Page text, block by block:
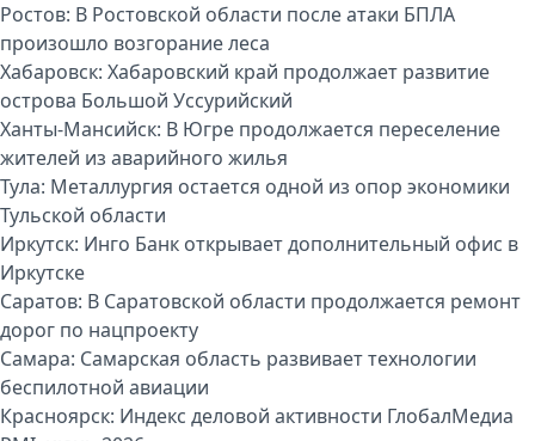
Ростов: В Ростовской области после атаки БПЛА
произошло возгорание леса
Хабаровск: Хабаровский край продолжает развитие
острова Большой Уссурийский
Ханты-Мансийск: В Югре продолжается переселение
жителей из аварийного жилья
Тула: Металлургия остается одной из опор экономики
Тульской области
Иркутск: Инго Банк открывает дополнительный офис в
Иркутске
Саратов: В Саратовской области продолжается ремонт
дорог по нацпроекту
Самара: Самарская область развивает технологии
беспилотной авиации
Красноярск: Индекс деловой активности ГлобалМедиа